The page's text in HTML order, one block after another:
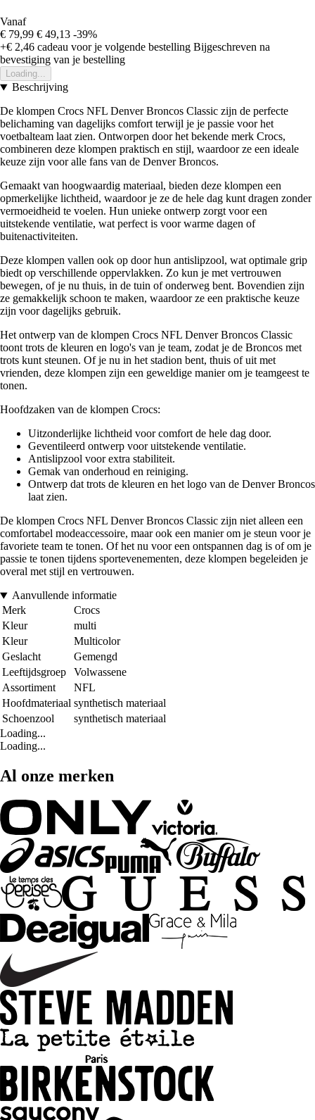
Vanaf
€ 79,99 € 49,13 -39%
+€ 2,46 cadeau voor je volgende bestelling Bijgeschreven na
bevestiging van je bestelling
Loading...
Beschrijving
De klompen Crocs NFL Denver Broncos Classic zijn de perfecte
belichaming van dagelijks comfort terwijl je je passie voor het
voetbalteam laat zien. Ontworpen door het bekende merk Crocs,
combineren deze klompen praktisch en stijl, waardoor ze een ideale
keuze zijn voor alle fans van de Denver Broncos.
Gemaakt van hoogwaardig materiaal, bieden deze klompen een
opmerkelijke lichtheid, waardoor je ze de hele dag kunt dragen zonder
vermoeidheid te voelen. Hun unieke ontwerp zorgt voor een
uitstekende ventilatie, wat perfect is voor warme dagen of
buitenactiviteiten.
Deze klompen vallen ook op door hun antislipzool, wat optimale grip
biedt op verschillende oppervlakken. Zo kun je met vertrouwen
bewegen, of je nu thuis, in de tuin of onderweg bent. Bovendien zijn
ze gemakkelijk schoon te maken, waardoor ze een praktische keuze
zijn voor dagelijks gebruik.
Het ontwerp van de klompen Crocs NFL Denver Broncos Classic
toont trots de kleuren en logo's van je team, zodat je de Broncos met
trots kunt steunen. Of je nu in het stadion bent, thuis of uit met
vrienden, deze klompen zijn een geweldige manier om je teamgeest te
tonen.
Hoofdzaken van de klompen Crocs:
Uitzonderlijke lichtheid voor comfort de hele dag door.
Geventileerd ontwerp voor uitstekende ventilatie.
Antislipzool voor extra stabiliteit.
Gemak van onderhoud en reiniging.
Ontwerp dat trots de kleuren en het logo van de Denver Broncos
laat zien.
De klompen Crocs NFL Denver Broncos Classic zijn niet alleen een
comfortabel modeaccessoire, maar ook een manier om je steun voor je
favoriete team te tonen. Of het nu voor een ontspannen dag is of om je
passie te tonen tijdens sportevenementen, deze klompen begeleiden je
overal met stijl en vertrouwen.
Aanvullende informatie
Merk
Crocs
Kleur
multi
Kleur
Multicolor
Geslacht
Gemengd
Leeftijdsgroep
Volwassene
Assortiment
NFL
Hoofdmateriaal synthetisch materiaal
Schoenzool
synthetisch materiaal
Loading...
Loading...
Al onze merken